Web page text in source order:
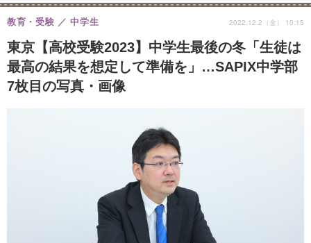
親子で考える大学選び 高校受験 中学受験 小学校受験
共通テスト 夏休み
8月開催イベント・WS 全国公立高校 過去問 人気記事
自由研究教材（小学生向け） 自由研究教材（中学生向け） ランキング
東京【高校受験2023】中学生最後の冬「生徒は
最高の結果を想定して準備を」…SAPIX中学部
7枚目の写真・画像
教育・受験 中学生 2022.12.2（金） 10:15